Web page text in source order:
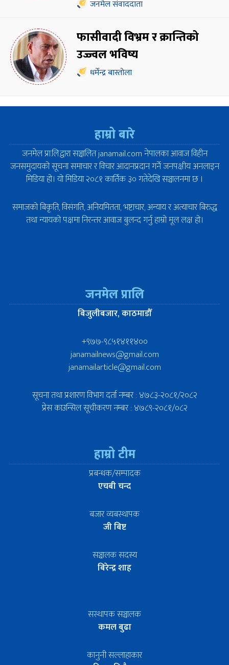
जनमेल संवाददाता
फासीवादी विभ्रम र क्रान्तिको
उज्ज्वल भविष्य
धर्मेन्द्र बास्तोला
हाम्रो बारे
जनमेल प्रा.लि.द्वारा सञ्चालित janamail.com नेपालका आवाज विहीन
जनसमुदायको सूचना समाचार र विचार आदानप्रदान गर्ने जनपक्षीय अनलाइन
मिडिया हो। यो मिडिया २०८१ कार्तिक ३० गतेदेखि सञ्चालनमा छ ।
समाजको बिकृति, विसंगति, अनियमितता, भष्टाचार, अन्याय र अत्याचार बिरुद्ध
तथा न्यायको पक्षमा निरन्तर आवाज बुलन्द गर्नु हाम्रो मूल लक्ष हो।
जनमेल प्रालि
बिजुलीबजार, काठमाडौँ
+९७७-९८५१४११४००
janamailnews@gmail.com
janamailarticle@gmail.com
सूचना तथा प्रशारण विभाग दर्ता नम्बर : ४७८३-२०८१/२०८२
प्रेस काउन्सिल सूचीकरण नम्बर : ४७८९-२०८१/०८२
हाम्रो टीम
प्रबन्धक/सम्पादक
एचबी चन्द
बजार व्यबस्थापक
जी बिष्ट
सञ्चालक सदस्य
बिरेन्द्र शाह
सस्थापक सञ्चालक
कमल बुढा
कानुनी सल्लाहाकार